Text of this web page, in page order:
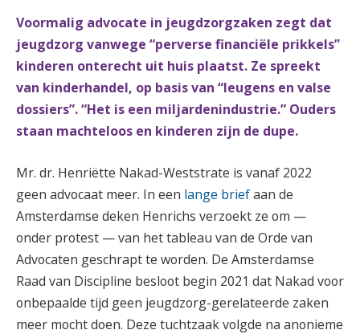
Voormalig advocate in jeugdzorgzaken zegt dat
jeugdzorg vanwege “perverse financiële prikkels”
kinderen onterecht uit huis plaatst. Ze spreekt
van kinderhandel, op basis van “leugens en valse
dossiers”. “Het is een miljardenindustrie.” Ouders
staan machteloos en kinderen zijn de dupe.
Mr. dr. Henriëtte Nakad-Weststrate is vanaf 2022
geen advocaat meer. In een lange briefaan de
Amsterdamse deken Henrichs verzoekt ze om —
onder protest — van het tableau van de Orde van
Advocaten geschrapt te worden. De Amsterdamse
Raad van Discipline besloot begin 2021 dat Nakad voor
onbepaalde tijd geen jeugdzorg-gerelateerde zaken
meer mocht doen. Deze tuchtzaak volgde na anonieme